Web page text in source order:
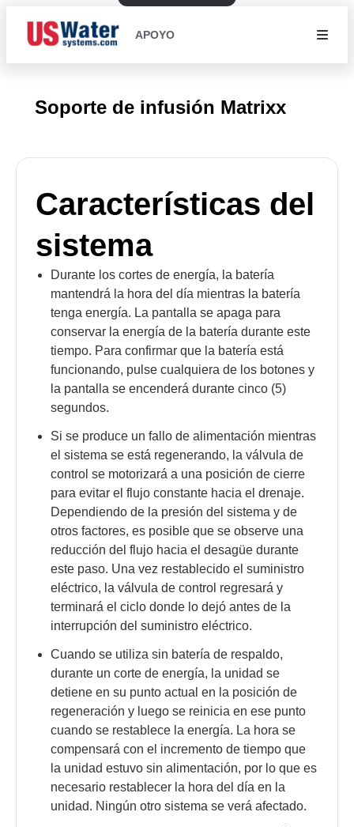
APOYO
Soporte de infusión Matrixx
Características del
sistema
Durante los cortes de energía, la batería
mantendrá la hora del día mientras la batería
tenga energía. La pantalla se apaga para
conservar la energía de la batería durante este
tiempo. Para confirmar que la batería está
funcionando, pulse cualquiera de los botones y
la pantalla se encenderá durante cinco (5)
segundos.
Si se produce un fallo de alimentación mientras
el sistema se está regenerando, la válvula de
control se motorizará a una posición de cierre
para evitar el flujo constante hacia el drenaje.
Dependiendo de la presión del sistema y de
otros factores, es posible que se observe una
reducción del flujo hacia el desagüe durante
este paso. Una vez restablecido el suministro
eléctrico, la válvula de control regresará y
terminará el ciclo donde lo dejó antes de la
interrupción del suministro eléctrico.
Cuando se utiliza sin batería de respaldo,
durante un corte de energía, la unidad se
detiene en su punto actual en la posición de
regeneración y luego se reinicia en ese punto
cuando se restablece la energía. La hora se
compensará con el incremento de tiempo que
la unidad estuvo sin alimentación, por lo que es
necesario restablecer la hora del día en la
unidad. Ningún otro sistema se verá afectado.